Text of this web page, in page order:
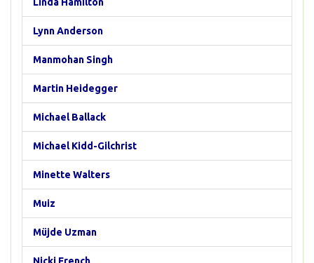
Lynn Anderson
Manmohan Singh
Martin Heidegger
Michael Ballack
Michael Kidd-Gilchrist
Minette Walters
Muiz
Müjde Uzman